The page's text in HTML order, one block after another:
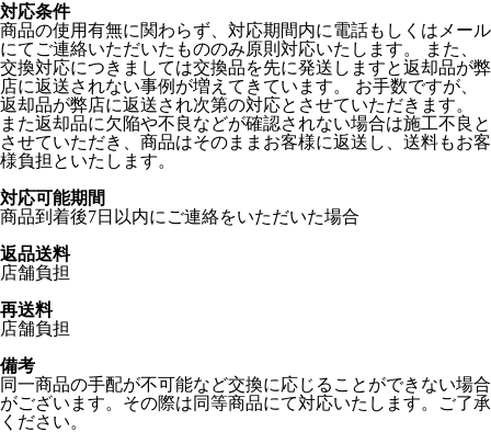
対応条件
商品の使用有無に関わらず、対応期間内に電話もしくはメール
にてご連絡いただいたもののみ原則対応いたします。 また、
交換対応につきましては交換品を先に発送しますと返却品が弊
店に返送されない事例が増えてきています。 お手数ですが、
返却品が弊店に返送され次第の対応とさせていただきます。
また返却品に欠陥や不良などが確認されない場合は施工不良と
させていただき、商品はそのままお客様に返送し、送料もお客
様負担といたします。
対応可能期間
商品到着後7日以内にご連絡をいただいた場合
返品送料
店舗負担
再送料
店舗負担
備考
同一商品の手配が不可能など交換に応じることができない場合
がございます。その際は同等商品にて対応いたします。ご了承
ください。